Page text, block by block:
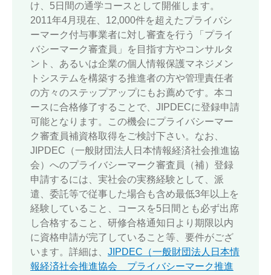
け、5日間の通学コースとして開催します。
2011年4月現在、12,000件を超えたプライバシ
ーマーク付与事業者に対し審査を行う「プライ
バシーマーク審査員」を目指す方やコンサルタ
ント、あるいは企業の個人情報保護マネジメン
トシステムを構築する推進者の方や管理責任者
の方々のステップアップにもお薦めです。本コ
ースに合格修了することで、JIPDECに登録申請
可能となります。この機会にプライバシーマー
ク審査員補資格取得をご検討下さい。なお、
JIPDEC（一般財団法人日本情報経済社会推進協
会）へのプライバシーマーク審査員（補）登録
申請するには、実社会の実務経験として、派
遣、委託等で従事した場合も含め最低3年以上を
経験していること、コースを5日間とも必ず出席
し合格すること、研修合格通知日より期限以内
に資格申請が完了していること等、要件がござ
います。詳細は、 JIPDEC（一般財団法人日本情
報経済社会推進協会 プライバシーマーク推進